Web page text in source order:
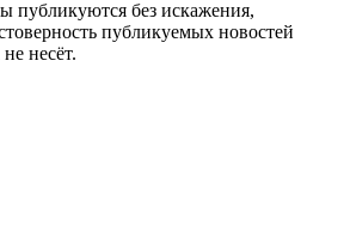
публикуются без искажения,
публикуемых новостей
несёт.